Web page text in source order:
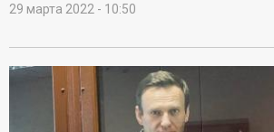
29 марта 2022 - 10:50